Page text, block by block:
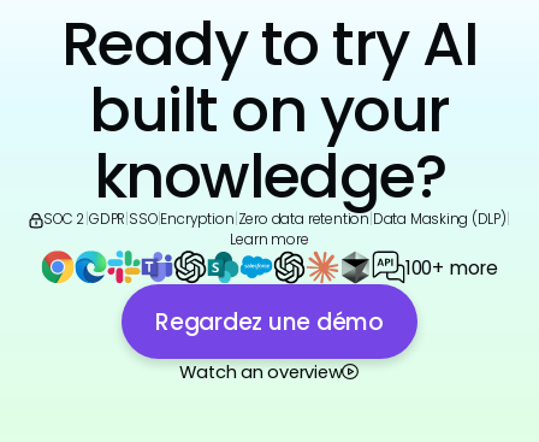
Ready to try AI
built on your
knowledge?
SOC 2 GDPR SSO|Encryption Zero data retention Data Masking (DLP)
Learn more
100+ more
Regardez une démo
Watch an overview